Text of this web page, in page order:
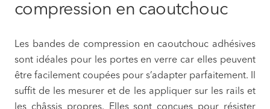
compression en caoutchouc
Les bandes de compression en caoutchouc adhésives
sont idéales pour les portes en verre car elles peuvent
être facilement coupées pour s’adapter parfaitement. Il
suffit de les mesurer et de les appliquer sur les rails et
les châssis propres. Elles sont conçues pour résister